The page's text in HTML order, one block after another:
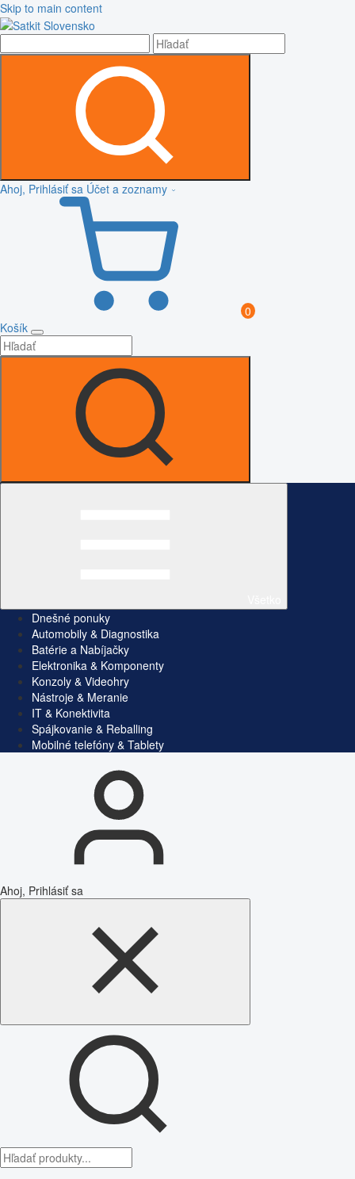
Skip to main content
Ahoj, Prihlásiť sa Účet a zoznamy
0
Košík
Dnešné ponuky
Automobily & Diagnostika
Batérie a Nabíjačky
Elektronika & Komponenty
Konzoly & Videohry
Nástroje & Meranie
IT & Konektivita
Spájkovanie & Reballing
Mobilné telefóny & Tablety
Ahoj, Prihlásiť sa